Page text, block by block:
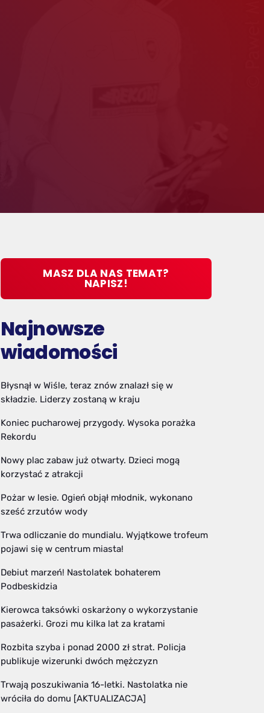
MASZ DLA NAS TEMAT?
NAPISZ!
Najnowsze
wiadomości
Błysnął w Wiśle, teraz znów znalazł się w
składzie. Liderzy zostaną w kraju
Koniec pucharowej przygody. Wysoka porażka
Rekordu
Nowy plac zabaw już otwarty. Dzieci mogą
korzystać z atrakcji
Pożar w lesie. Ogień objął młodnik, wykonano
sześć zrzutów wody
Trwa odliczanie do mundialu. Wyjątkowe trofeum
pojawi się w centrum miasta!
Debiut marzeń! Nastolatek bohaterem
Podbeskidzia
Kierowca taksówki oskarżony o wykorzystanie
pasażerki. Grozi mu kilka lat za kratami
Rozbita szyba i ponad 2000 zł strat. Policja
publikuje wizerunki dwóch mężczyzn
Trwają poszukiwania 16-letki. Nastolatka nie
wróciła do domu [AKTUALIZACJA]